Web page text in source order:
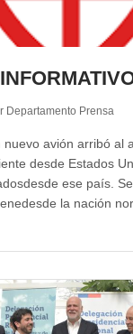
Departamento Prensa
nuevo avión arribó al
desde Estados
ese país.
la nación